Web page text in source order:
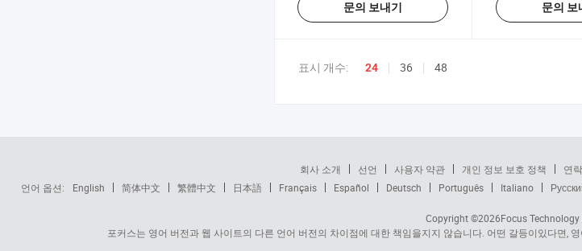
문의 보내기 문의 보
표시 개수: 24 36 48
회사 소개 선언 사용자 약관 개인 정보 보호 정책 연
언어 옵션:
English 简体中文 繁體中文 日本語 Français Español Deutsch Português Italiano
Copyright ©2026Focus Technology
포커스는 영어 버전과 웹 사이트의 다른 언어 버전의 차이점에 대한 책임을지지 않습니다. 어떤 갈등이있다면,